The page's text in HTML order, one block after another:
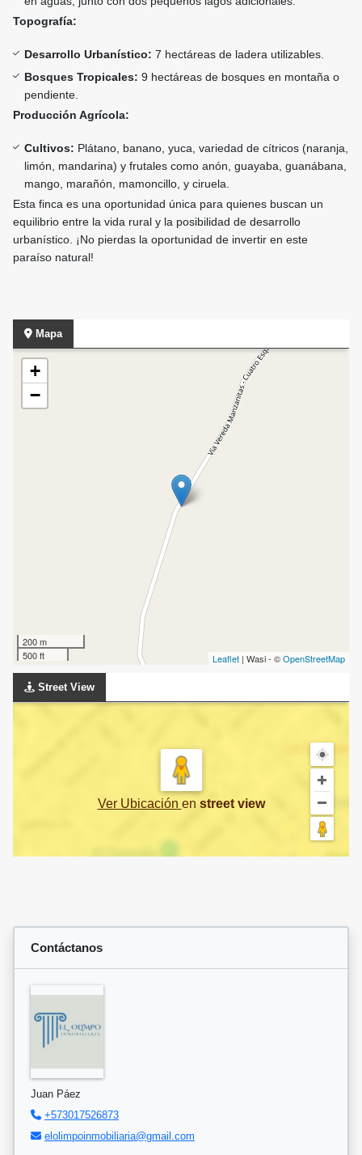
Topografía:
Desarrollo Urbanístico: 7 hectáreas de ladera utilizables.
Bosques Tropicales: 9 hectáreas de bosques en montaña o
pendiente.
Producción Agrícola:
Cultivos: Plátano, banano, yuca, variedad de cítricos (naranja,
limón, mandarina) y frutales como anón, guayaba, guanábana,
mango, marañón, mamoncillo, y ciruela.
Esta finca es una oportunidad única para quienes buscan un
equilibrio entre la vida rural y la posibilidad de desarrollo
urbanístico. ¡No pierdas la oportunidad de invertir en este
paraíso natural!
Mapa
+
−
200 m
500 ft
Leaflet | Wasi - ©OpenStreetMap
Street View
Ver Ubicación en street view
Contáctanos
Juan Páez
+573017526873
elolimpoinmobiliaria@gmail.com